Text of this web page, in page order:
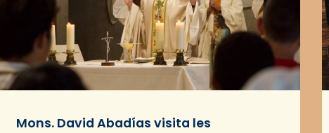
Mons. David Abadías visita les